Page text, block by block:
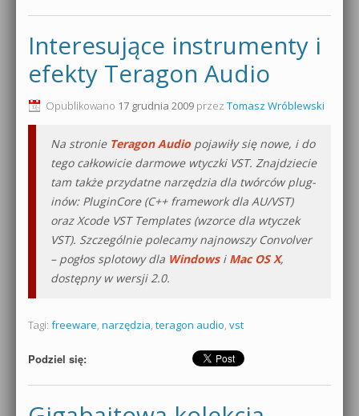
Interesujące instrumenty i
efekty Teragon Audio
Opublikowano 17 grudnia 2009 przez Tomasz Wróblewski
Na stronie Teragon Audiopojawiły się nowe, i do
tego całkowicie darmowe wtyczki VST. Znajdziecie
tam także przydatne narzędzia dla twórców plug-
inów: PluginCore (C++ framework dla AU/VST)
oraz Xcode VST Templates (wzorce dla wtyczek
VST). Szczególnie polecamy najnowszy Convolver
– pogłos splotowy dla Windowsi Mac OS X,
dostępny w wersji 2.0.
Tagi: freeware, narzędzia, teragon audio, vst
Podziel się: